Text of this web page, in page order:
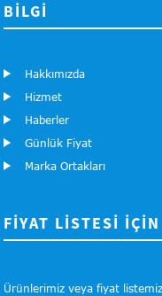
BILGI
Hakkımızda
Hizmet
Haberler
Günlük Fiyat
Marka Ortakları
FİYAT LİSTESİ
Ürünlerimiz veya fiyat